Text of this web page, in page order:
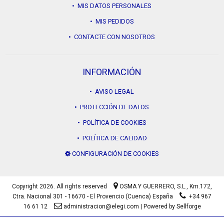
• MIS DATOS PERSONALES
• MIS PEDIDOS
• CONTACTE CON NOSOTROS
INFORMACIÓN
• AVISO LEGAL
• PROTECCIÓN DE DATOS
• POLÍTICA DE COOKIES
• POLÍTICA DE CALIDAD
CONFIGURACIÓN DE COOKIES
Copyright 2026. All rights reserved OSMA Y GUERRERO, S.L., Km.172,
Ctra. Nacional 301 - 16670 - El Provencio (Cuenca) España
+34 967
16 61 12
administracion@elegi.com Powered by Sellforge